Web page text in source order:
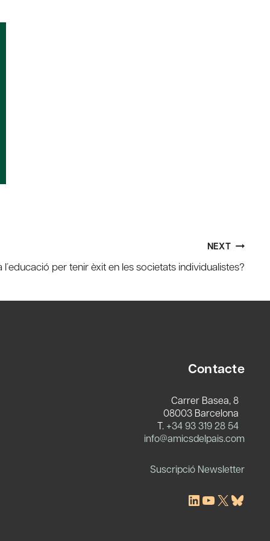
NEXT
l´educació per tenir èxit en les societats individualistes?
Contacte
Carrer Basea, 8
08003 Barcelona
T. +34 93 319 28 54
info@amicsdelpais.com
Suscripció Newsletter
LinkedIn
YouTube
X